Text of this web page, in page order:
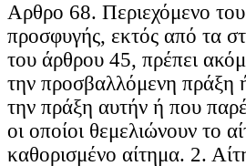
Αρθρο 68. Περιεχόμενο
προσφυγής, εκτός από τα
του άρθρου 45, πρέπει
την προσβαλλόμενη πράξη
την πράξη αυτήν ή που
οι οποίοι θεμελιώνουν το
καθορισμένο αίτημα. 2.